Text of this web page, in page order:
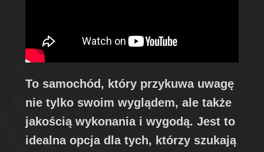
To samochód, który przykuwa uwagę
nie tylko swoim wyglądem, ale także
jakością wykonania i wygodą. Jest to
idealna opcja dla tych, którzy szukają